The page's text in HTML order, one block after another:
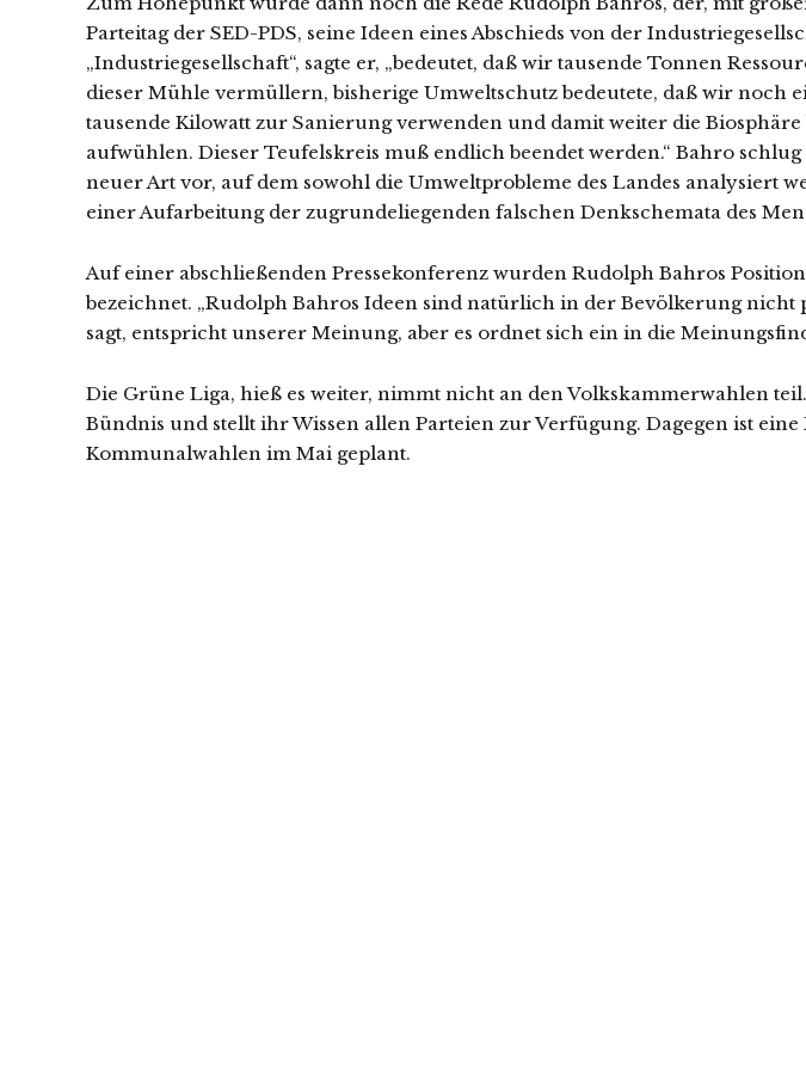
Parteitag der SED-PDS, seine Ideen eines Abschieds von der
„Industriegesellschaft“, sagte er, „bedeutet, daß wir tausende Tonnen
dieser Mühle vermüllern, bisherige Umweltschutz bedeutete, daß wir noch
tausende Kilowatt zur Sanierung verwenden und damit weiter die Biosphäre
aufwühlen. Dieser Teufelskreis muß endlich beendet werden.“ Bahro
neuer Art vor, auf dem sowohl die Umweltprobleme des Landes analysiert
einer Aufarbeitung der zugrundeliegenden falschen Denkschemata des
Auf einer abschließenden Pressekonferenz wurden Rudolph Bahros
bezeichnet. „Rudolph Bahros Ideen sind natürlich in der Bevölkerung nicht
sagt, entspricht unserer Meinung, aber es ordnet sich ein in die
Die Grüne Liga, hieß es weiter, nimmt nicht an den Volkskammerwahlen
Bündnis und stellt ihr Wissen allen Parteien zur Verfügung. Dagegen ist
Kommunalwahlen im Mai geplant.